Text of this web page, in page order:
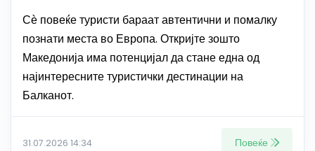
Сѐ повеќе туристи бараат автентични и помалку
познати места во Европа. Откријте зошто
Македонија има потенцијал да стане една од
најинтересните туристички дестинации на
Балканот.
31.07.2026 14:34 Повеќе